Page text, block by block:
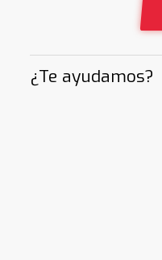
¿Te ayudamos?